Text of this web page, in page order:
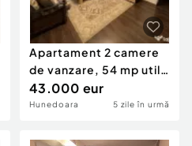
Apartament 2 camere
de vanzare, 54 mp utili,
terasa 28mp, Mi
43.000 eur
Hunedoara 5 zile în urmă